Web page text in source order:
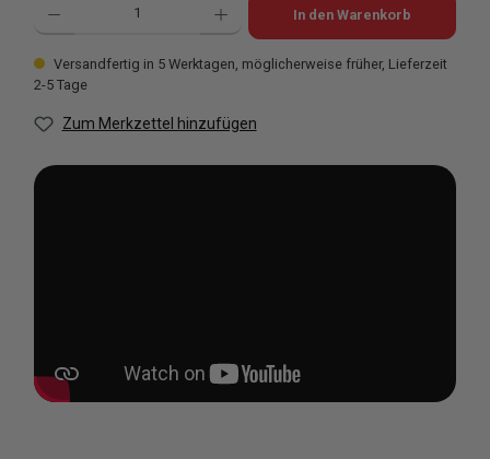
In den Warenkorb
Versandfertig in 5 Werktagen, möglicherweise früher, Lieferzeit
2-5 Tage
Zum Merkzettel hinzufügen